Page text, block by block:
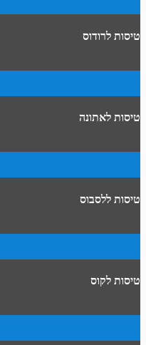
טיסות לרודוס
טיסות לאתונה
טיסות ללסבוס
טיסות לקוס